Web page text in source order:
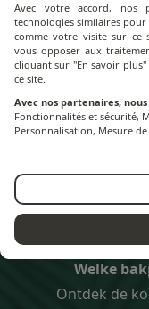
Trolley Origin
75 cm
Welke
Ontdek de
Avec votre accord, nos
technologies similaires
comme votre visite sur ce
vous opposer aux
cliquant sur "En savoir
ce site.
Avec nos partenaires,
Fonctionnalités et sécurité,
Personnalisation, Mesure